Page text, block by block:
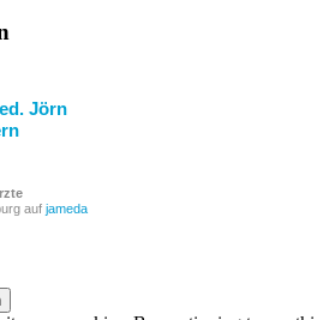
Jörn
auf jameda